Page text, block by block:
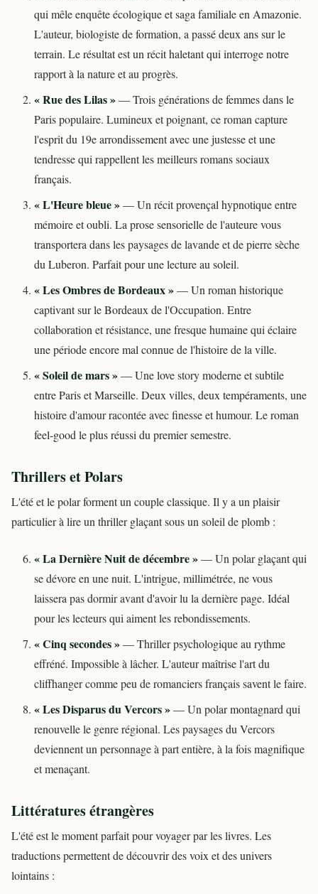
qui mêle enquête écologique et saga familiale en Amazonie.
L'auteur, biologiste de formation, a passé deux ans sur le
terrain. Le résultat est un récit haletant qui interroge notre
rapport à la nature et au progrès.
« Rue des Lilas »— Trois générations de femmes dans le
Paris populaire. Lumineux et poignant, ce roman capture
l'esprit du 19e arrondissement avec une justesse et une
tendresse qui rappellent les meilleurs romans sociaux
français.
« L'Heure bleue »— Un récit provençal hypnotique entre
mémoire et oubli. La prose sensorielle de l'auteure vous
transportera dans les paysages de lavande et de pierre sèche
du Luberon. Parfait pour une lecture au soleil.
« Les Ombres de Bordeaux »— Un roman historique
captivant sur le Bordeaux de l'Occupation. Entre
collaboration et résistance, une fresque humaine qui éclaire
une période encore mal connue de l'histoire de la ville.
« Soleil de mars »— Une love story moderne et subtile
entre Paris et Marseille. Deux villes, deux tempéraments, une
histoire d'amour racontée avec finesse et humour. Le roman
feel-good le plus réussi du premier semestre.
Thrillers et Polars
L'été et le polar forment un couple classique. Il y a un plaisir
particulier à lire un thriller glaçant sous un soleil de plomb :
« La Dernière Nuit de décembre »— Un polar glaçant qui
se dévore en une nuit. L'intrigue, millimétrée, ne vous
laissera pas dormir avant d'avoir lu la dernière page. Idéal
pour les lecteurs qui aiment les rebondissements.
« Cinq secondes »— Thriller psychologique au rythme
effréné. Impossible à lâcher. L'auteur maîtrise l'art du
cliffhanger comme peu de romanciers français savent le faire.
« Les Disparus du Vercors »— Un polar montagnard qui
renouvelle le genre régional. Les paysages du Vercors
deviennent un personnage à part entière, à la fois magnifique
et menaçant.
Littératures étrangères
L'été est le moment parfait pour voyager par les livres. Les
traductions permettent de découvrir des voix et des univers
lointains :